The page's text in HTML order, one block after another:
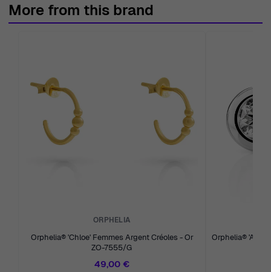
More from this brand
ORPHELIA
Orphelia® 'Chloe' Femmes Argent Créoles - Or
ZO-7555/G
49,00 €
Orphelia®